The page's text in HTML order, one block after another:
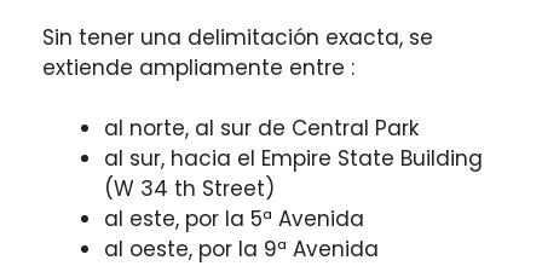
Sin tener una delimitación exacta, se
extiende ampliamente entre :
al norte, al sur de Central Park
al sur, hacia el Empire State Building
(W 34 th Street)
al este, por la 5ª Avenida
al oeste, por la 9ª Avenida